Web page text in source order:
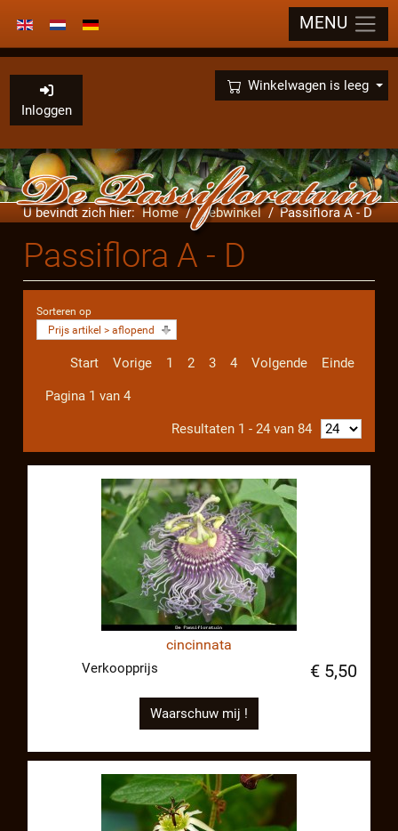
Inloggen
Winkelwagen is leeg
×
Selecteer de taal MENU
U bevindt zich hier:Home Webwinkel Passiflora A - D
Passiflora A - D
Sorteren op
Prijs artikel > aflopend
Start Vorige 1 2 3 4 Volgende Einde
Pagina 1 van 4
Resultaten 1 - 24 van 84
cincinnata
Verkoopprijs € 5,50
Waarschuw mij !